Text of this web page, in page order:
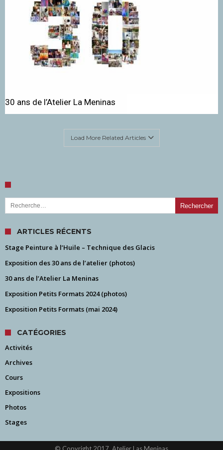
30 ans de l’Atelier La Meninas
Load More Related Articles
Rechercher :
ARTICLES RÉCENTS
Stage Peinture à l’Huile – Technique des Glacis
Exposition des 30 ans de l’atelier (photos)
30 ans de l’Atelier La Meninas
Exposition Petits Formats 2024 (photos)
Exposition Petits Formats (mai 2024)
CATÉGORIES
Activités
Archives
Cours
Expositions
Photos
Stages